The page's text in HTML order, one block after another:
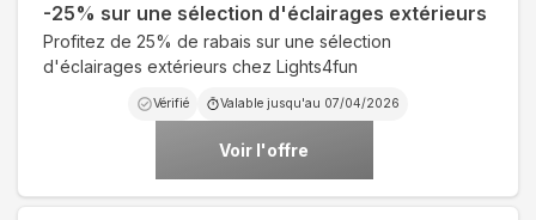
-25% sur une sélection d'éclairages extérieurs
Profitez de 25% de rabais sur une sélection
d'éclairages extérieurs chez Lights4fun
Vérifié Valable jusqu'au 07/04/2026
Voir l'offre